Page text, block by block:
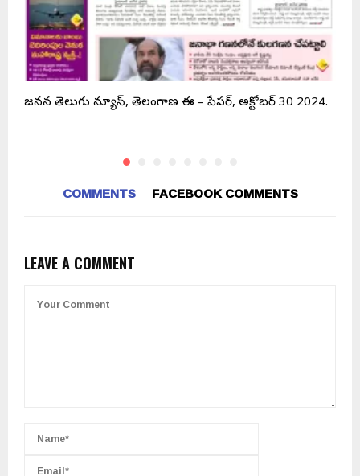
జనసేన తెలుగు న్యూస్, తెలంగాణ ఈ – పేపర్, అక్టోబర్ 30 2024.
COMMENTS FACEBOOK COMMENTS
LEAVE A COMMENT